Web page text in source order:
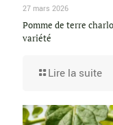
27 mars 2026
Pomme de terre
variété
Lire la suite